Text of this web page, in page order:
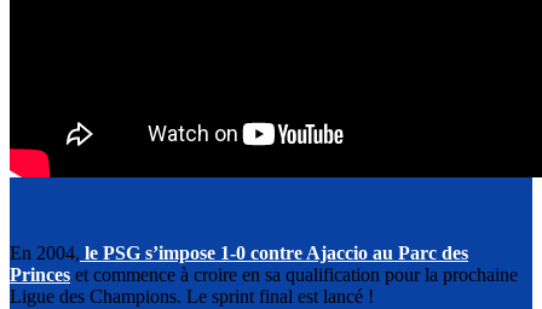
En 2004, le PSG s’impose 1-0 contre Ajaccio au Parc des
Princes et commence à croire en sa qualification pour la prochaine
Ligue des Champions. Le sprint final est lancé !